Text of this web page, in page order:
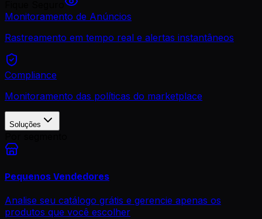
Monitoramento de Anúncios
Rastreamento em tempo real e alertas instantâneos
Compliance
Monitoramento das políticas do marketplace
Soluções
Pequenos Vendedores
Analise seu catálogo grátis e gerencie apenas os
produtos que você escolher